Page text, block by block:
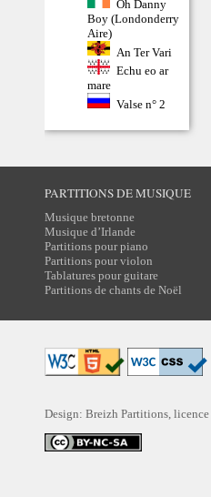
Oh Danny
Boy (Londonderry
Aire)
An Ter Vari
Echu eo ar
mare
Valse n° 2
PARTITIONS DE MUSIQUE
Musique bretonne
Musique d’Irlande
Partitions pour piano
Partitions pour violon
Tablatures pour guitare
Partitions de chants de Noël
Design: Breizh Partitions, licence